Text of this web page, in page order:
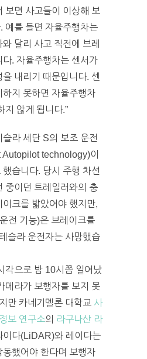
보면 사고들이 이상해 보
예를 들면 자율주행차는
달리 사고 직전에 브레
다. 자율주행차는 센서가
내리기 때문입니다. 센
지 못하면 자율주행차
지 않게 됩니다.”
라 세단 S의 보조 운전
technology)이
습니다. 당시 주행 차선
중이던 트레일러와의 충
크를 밟았어야 했지만,
전 기능)은 브레이크를
슬라 운전자는 사망했습
각으로 밤 10시쯤 일어났
메라가 보행자를 보지 못
만 카네기멜론 대학교 사
보 연구소의 라구나산 라
이다(LiDAR)와 레이다는
동했어야 한다며 보행자